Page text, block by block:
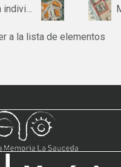
Fosa individual 1 del Patio 1 del cementerio de Jimena
a la lista de elementos